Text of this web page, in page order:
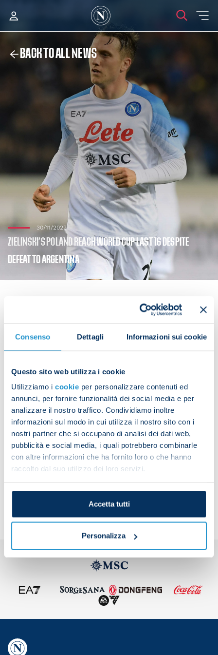
Consenso Dettagli Informazioni sui cookie
Questo sito web utilizza i cookie
Utilizziamo i cookie per personalizzare contenuti ed
annunci, per fornire funzionalità dei social media e per
analizzare il nostro traffico. Condividiamo inoltre
informazioni sul modo in cui utilizza il nostro sito con i
nostri partner che si occupano di analisi dei dati web,
pubblicità e social media, i quali potrebbero combinarle
con altre informazioni che ha fornito loro o che hanno
raccolto dal suo utilizzo dei loro servizi.
Accetta tutti
Personalizza
BACK TO ALL NEWS
30/11/2022
ZIELINSKI’S POLAND REACH WORLD CUP LAST 16 DESPITE
DEFEAT TO ARGENTINA
Poland’s 2-0 defeat at the hands of Argentina in
finish top and Czeslaw Michniewicz’s side pip
difference with both teams on four points.
Next up for the Poles is a meeting with France in
the last 16 of the World Cup on Sunday.
team